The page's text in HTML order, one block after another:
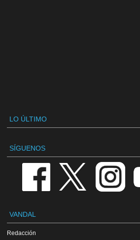
LO ÚLTIMO
SÍGUENOS
VANDAL
Redacción